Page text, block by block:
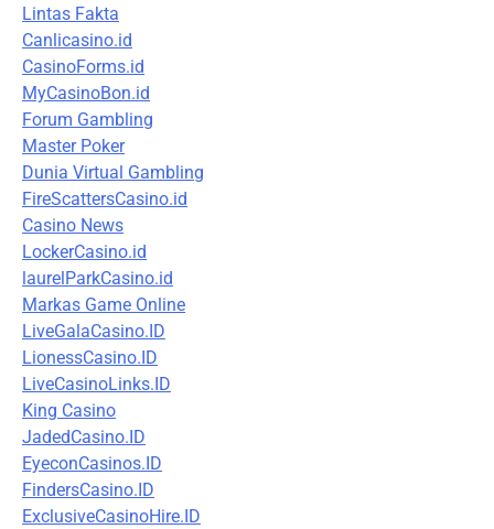
Lintas Fakta
Canlicasino.id
CasinoForms.id
MyCasinoBon.id
Forum Gambling
Master Poker
Dunia Virtual Gambling
FireScattersCasino.id
Casino News
LockerCasino.id
laurelParkCasino.id
Markas Game Online
LiveGalaCasino.ID
LionessCasino.ID
LiveCasinoLinks.ID
King Casino
JadedCasino.ID
EyeconCasinos.ID
FindersCasino.ID
ExclusiveCasinoHire.ID